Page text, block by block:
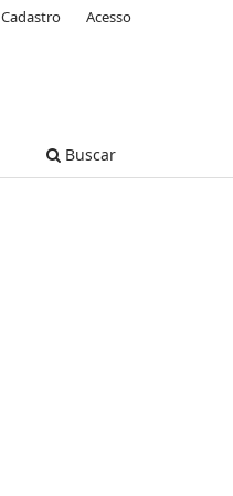
Buscar
Cadastro Acesso